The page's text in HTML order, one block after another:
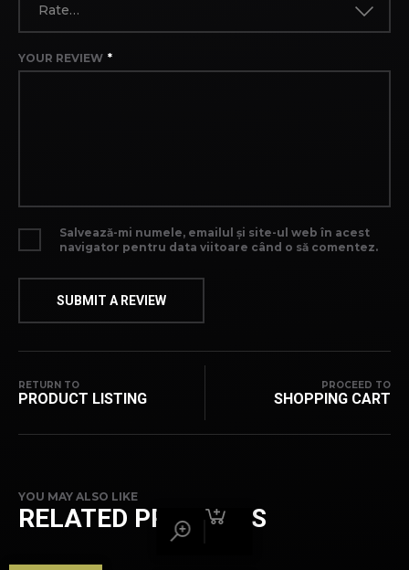
Rate…
YOUR REVIEW *
Salvează-mi numele, emailul și site-ul web în acest
navigator pentru data viitoare când o să comentez.
RETURN TO
PRODUCT LISTING
PROCEED TO
SHOPPING CART
YOU MAY ALSO LIKE
RELATED PRODUCTS